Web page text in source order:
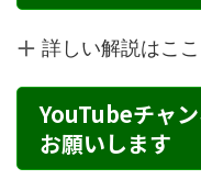
詳しい解説はこ
YouTubeチャ
お願いします